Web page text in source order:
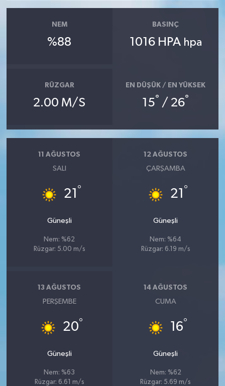
NEM
%88
BASINÇ
1016 HPA hpa
RÜZGAR
2.00 M/S
EN DÜŞÜK / EN YÜKSEK
15° / 26°
11 AĞUSTOS
SALI
21 °
Güneşli
Nem: %62
Rüzgar: 5.00 m/s
12 AĞUSTOS
ÇARŞAMBA
21 °
Güneşli
Nem: %64
Rüzgar: 6.19 m/s
13 AĞUSTOS
PERŞEMBE
20°
Güneşli
Nem: %63
Rüzgar: 6.61 m/s
14 AĞUSTOS
CUMA
16°
Güneşli
Nem: %62
Rüzgar: 5.69 m/s
Sokak Hayvanlarını Sahiplendirme
Sonsöz Özel
Vasıta